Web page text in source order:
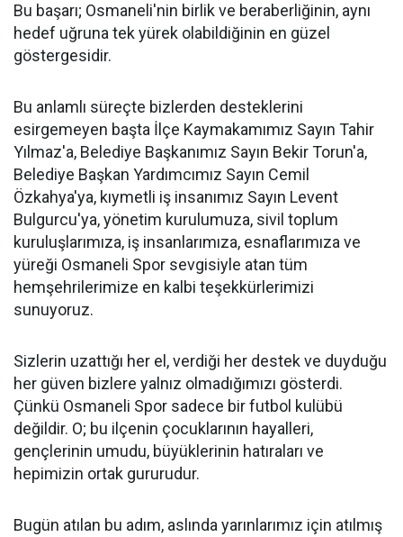
Bu başarı; Osmaneli'nin birlik ve beraberliğinin, aynı
hedef uğruna tek yürek olabildiğinin en güzel
göstergesidir.
Bu anlamlı süreçte bizlerden desteklerini
esirgemeyen başta İlçe Kaymakamımız Sayın Tahir
Yılmaz'a, Belediye Başkanımız Sayın Bekir Torun'a,
Belediye Başkan Yardımcımız Sayın Cemil
Özkahya'ya, kıymetli iş insanımız Sayın Levent
Bulgurcu'ya, yönetim kurulumuza, sivil toplum
kuruluşlarımıza, iş insanlarımıza, esnaflarımıza ve
yüreği Osmaneli Spor sevgisiyle atan tüm
hemşehrilerimize en kalbi teşekkürlerimizi
sunuyoruz.
Sizlerin uzattığı her el, verdiği her destek ve duyduğu
her güven bizlere yalnız olmadığımızı gösterdi.
Çünkü Osmaneli Spor sadece bir futbol kulübü
değildir. O; bu ilçenin çocuklarının hayalleri,
gençlerinin umudu, büyüklerinin hatıraları ve
hepimizin ortak gururudur.
Bugün atılan bu adım, aslında yarınlarımız için atılmış